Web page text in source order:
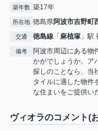
築年数 築17年
所在地 徳島県阿波市吉野町
交通 徳島線 「麻植塚 」駅
備考
阿波市周辺にある物
かがでしょうか。ア
探しのことなら、当
タイルに適した物件
な住まいをご提供い
ヴィオラのコメント(